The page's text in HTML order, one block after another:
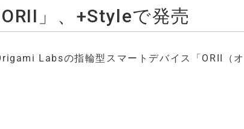
」、+Styleで発売
Labsの指輪型スマートデバイス「ORII（オ